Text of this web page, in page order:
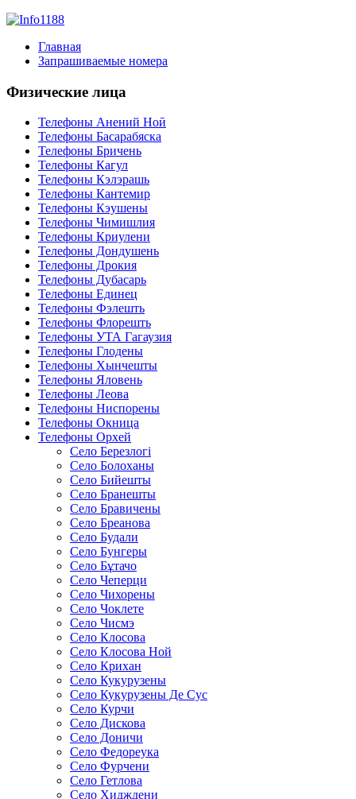
Главная
Запрашиваемые номера
Физические лица
Телефоны Анений Ноӣ
Телефоны Басарабяска
Телефоны Бричень
Телефоны Кагул
Телефоны Кэлэрашь
Телефоны Кантемир
Телефоны Кэушены
Телефоны Чимишлия
Телефоны Криулени
Телефоны Дондушень
Телефоны Дрокия
Телефоны Дубасарь
Телефоны Единец
Телефоны Фэлешть
Телефоны Флорешть
Телефоны УТА Гагаузия
Телефоны Глодены
Телефоны Хынчешты
Телефоны Яловень
Телефоны Леова
Телефоны Ниспорены
Телефоны Окница
Телефоны Орхей
Село Березлогi
Село Болоханы
Село Бийешты
Село Бранешты
Село Бравичены
Село Бреанова
Село Будали
Село Бунгеры
Село Бұтачо
Село Чеперци
Село Чихорены
Село Чоклете
Село Чисмэ
Село Клосова
Село Клосова Ной
Село Крихан
Село Кукурузены
Село Кукурузены Де Сус
Село Курчи
Село Дискова
Село Доничи
Село Федореука
Село Фурчени
Село Гетлова
Село Хидждени